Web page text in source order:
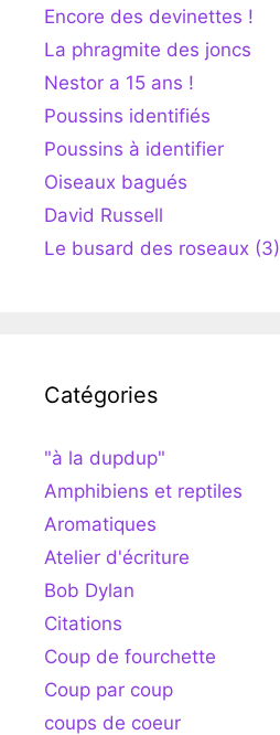
Encore des devinettes !
La phragmite des joncs
Nestor a 15 ans !
Poussins identifiés
Poussins à identifier
Oiseaux bagués
David Russell
Le busard des roseaux (3)
Catégories
"à la dupdup"
Amphibiens et reptiles
Aromatiques
Atelier d'écriture
Bob Dylan
Citations
Coup de fourchette
Coup par coup
coups de coeur